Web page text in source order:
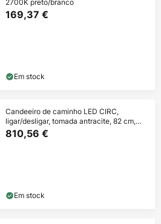
169,37 €
Em stock
Candeeiro de caminho LED CIRC,
ligar/desligar, tomada antracite, 82 cm,
IP65
810,56 €
Em stock